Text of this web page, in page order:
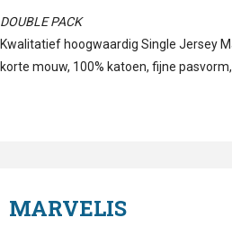
DOUBLE PACK
Kwalitatief hoogwaardig Single Jersey
korte mouw, 100% katoen, fijne
MARVELIS